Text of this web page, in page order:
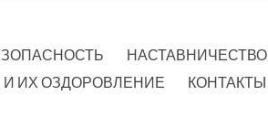
НАСТАВНИЧЕСТВО
ИХ ОЗДОРОВЛЕНИЕ
КОНТАКТЫ